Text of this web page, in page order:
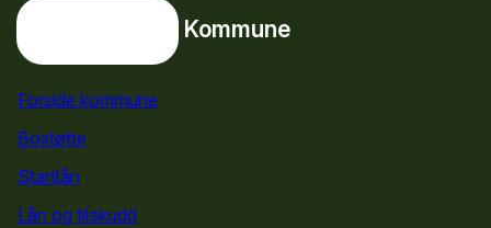
Kommune
Forside kommune
Bostøtte
Startlån
Lån og tilskudd